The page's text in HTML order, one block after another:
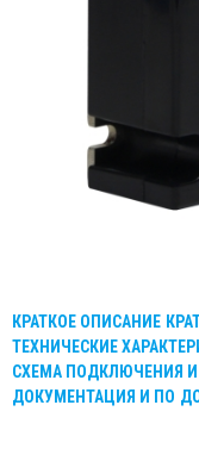
КРАТКОЕ ОПИСАНИЕ
ТЕХНИЧЕСКИЕ
СХЕМА ПОДКЛЮЧЕНИЯ И
ДОКУМЕНТАЦИЯ И ПО